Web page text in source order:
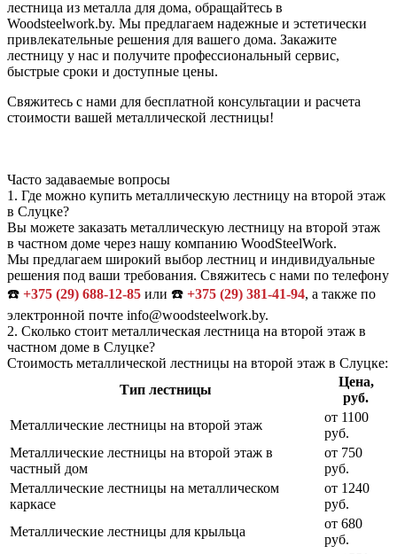
лестница из металла для дома, обращайтесь в
Woodsteelwork.by. Мы предлагаем надежные и эстетически
привлекательные решения для вашего дома. Закажите
лестницу у нас и получите профессиональный сервис,
быстрые сроки и доступные цены.
Свяжитесь с нами для бесплатной консультации и расчета
стоимости вашей металлической лестницы!
Часто задаваемые вопросы
1. Где можно купить металлическую лестницу на второй этаж
в Слуцке?
Вы можете заказать металлическую лестницу на второй этаж
в частном доме через нашу компанию WoodSteelWork.
Мы предлагаем широкий выбор лестниц и индивидуальные
решения под ваши требования. Свяжитесь с нами по телефону
☎️ +375 (29) 688-12-85 или ☎️ +375 (29) 381-41-94, а также по
электронной почте info@woodsteelwork.by.
2. Сколько стоит металлическая лестница на второй этаж в
частном доме в Слуцке?
Стоимость металлической лестницы на второй этаж в Слуцке:
Тип лестницы
Цена,
руб.
Металлические лестницы на второй этаж
от 1100
руб.
Металлические лестницы на второй этаж в
частный дом
от 750
руб.
Металлические лестницы на металлическом
каркасе
от 1240
руб.
Металлические лестницы для крыльца
от 680
руб.